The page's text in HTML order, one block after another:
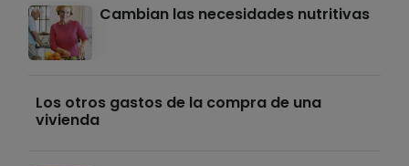
Cambian las necesidades nutritivas
Los otros gastos de la compra de una
vivienda